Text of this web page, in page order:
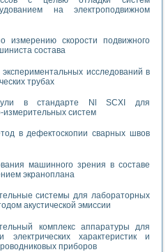
на электроподвижном
измерению скорости подвижного
состава
исследований в
трубах
в стандарте Nl SCXI для
измерительных систем
в дефектоскопии сварных швов
машинного зрения в составе
экраноплана
системы для лабораторных
акустической эмиссии
комплекс аппаратуры для
характеристик и
приборов